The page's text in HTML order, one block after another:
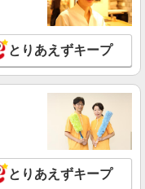
齢者向け住宅／パート／
※経験・能力・資格等
時給1,648円 准看護師
手当 〇土日祝勤務手当
朝7:00〜8:00/夜間
橋夏見 千葉県船橋市夏
詳細を見る
台 看護小規模多機能
とりあえずキープ
とりあえずキープ